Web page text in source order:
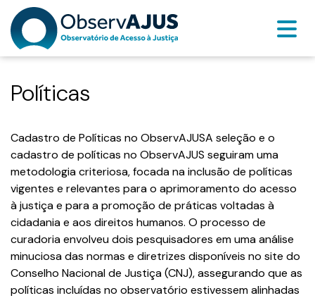
Políticas
Cadastro de Políticas no ObservAJUSA seleção e o
cadastro de políticas no ObservAJUS seguiram uma
metodologia criteriosa, focada na inclusão de políticas
vigentes e relevantes para o aprimoramento do acesso
à justiça e para a promoção de práticas voltadas à
cidadania e aos direitos humanos. O processo de
curadoria envolveu dois pesquisadores em uma análise
minuciosa das normas e diretrizes disponíveis no site do
Conselho Nacional de Justiça (CNJ), assegurando que as
políticas incluídas no observatório estivessem alinhadas